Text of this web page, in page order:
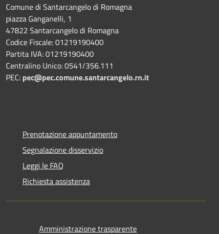
Comune di Santarcangelo di Romagna
piazza Ganganelli, 1
47822 Santarcangelo di Romagna
Codice Fiscale: 01219190400
Partita IVA: 01219190400
Centralino Unico: 0541/356.111
PEC: pec@pec.comune.santarcangelo.rn.it
Prenotazione appuntamento
Segnalazione disservizio
Leggi le FAQ
Richiesta assistenza
Amministrazione trasparente